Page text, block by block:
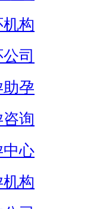
构
司
孕
询
中心
构